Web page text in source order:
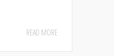
READ MORE